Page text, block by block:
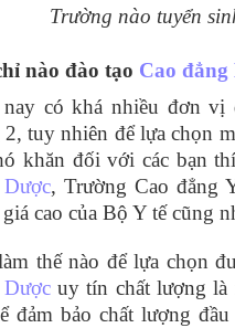
Trường nào tuyển
nào đào tạo Cao đẳng
có khá nhiều đơn vị
tuy nhiên để lựa chọn
khăn đối với các bạn
Dược, Trường Cao đẳng
cao của Bộ Y tế cũng
thế nào để lựa chọn
Dượcuy tín chất lượng là
đảm bảo chất lượng